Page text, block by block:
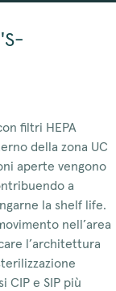
filtri HEPA
della zona UC
aperte vengono
a
la shelf life.
nell’area
l’architettura
CIP e SIP più